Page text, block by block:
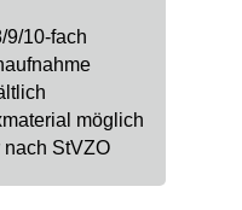
9/10-fach
möglich
nach StVZO